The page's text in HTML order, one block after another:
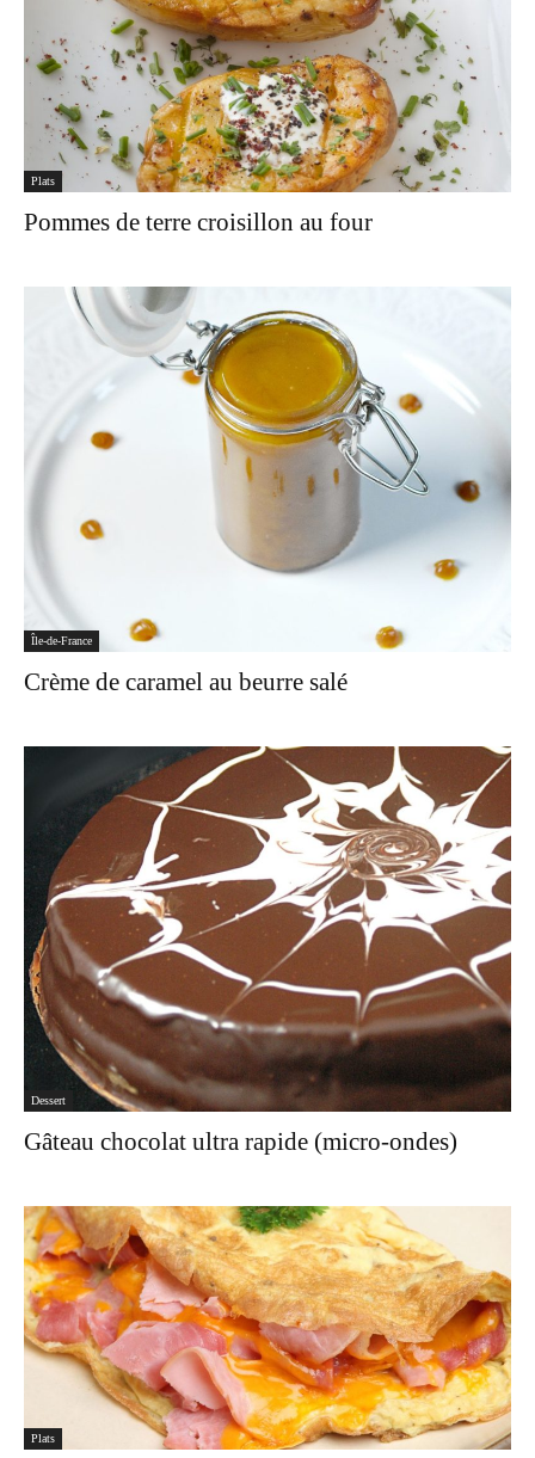
Plats
Pommes de terre croisillon au four
Île-de-France
Crème de caramel au beurre salé
Dessert
Gâteau chocolat ultra rapide (micro-ondes)
Plats